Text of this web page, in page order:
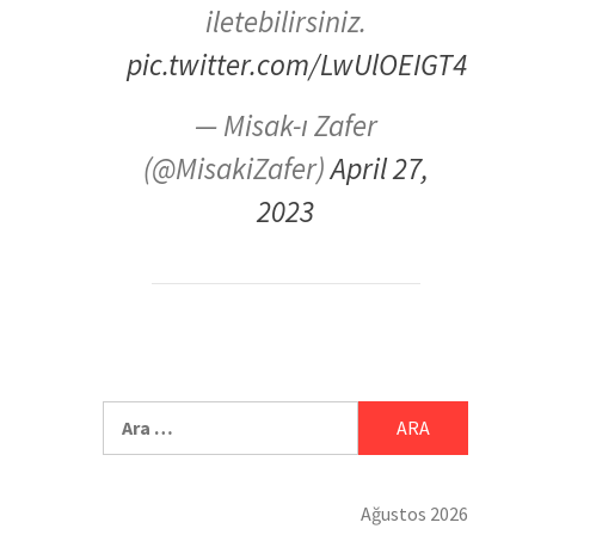
iletebilirsiniz.
pic.twitter.com/LwUlOEIGT4
— Misak-ı Zafer
(@MisakiZafer)April 27,
2023
Ağustos 2026